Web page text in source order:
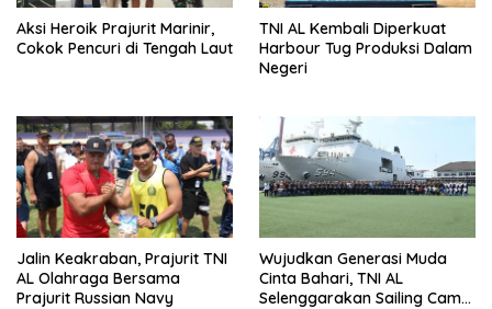
Aksi Heroik Prajurit Marinir,
Cokok Pencuri di Tengah Laut
TNI AL Kembali Diperkuat
Harbour Tug Produksi Dalam
Negeri
Jalin Keakraban, Prajurit TNI
AL Olahraga Bersama
Prajurit Russian Navy
Wujudkan Generasi Muda
Cinta Bahari, TNI AL
Selenggarakan Sailing Camp